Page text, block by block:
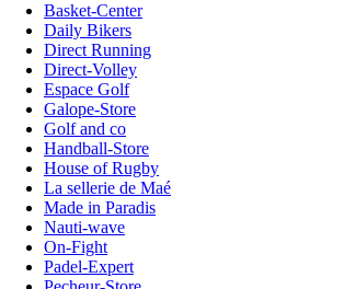
Basket-Center
Daily Bikers
Direct Running
Direct-Volley
Espace Golf
Galope-Store
Golf and co
Handball-Store
House of Rugby
La sellerie de Maé
Made in Paradis
Nauti-wave
On-Fight
Padel-Expert